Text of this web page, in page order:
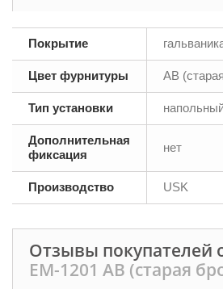
Покрытие
Цвет фурнитуры AB
Тип установки
Дополнительная
фиксация
нет
Производство USK
Отзывы покупателей
EM-1201 AB (старая